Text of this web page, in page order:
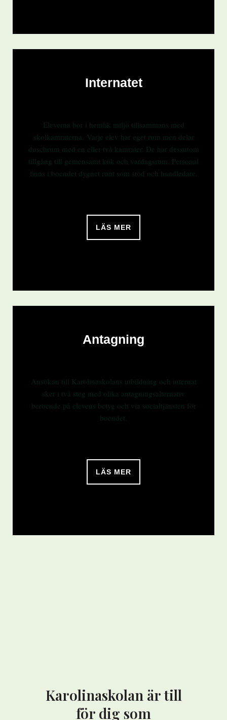
Internatet
Eleverna bor i hemlik miljö tillsammans med
skolkamraterna. Varje elev har eget rum men delar
duschrum med en eller två kamrater. De har dessutom
tillgång till gemensamt kök och vardagsrum. Personal
finns i boendet dygnet runt som stöd och handledare.
LÄS MER
Antagning
Ansökan till Karolinaskolans utbildning och internat
sker i två steg med olika antagningsalternativ
beroende på elevens betyg och via socialtjänsten för
boendet.
LÄS MER
Karolinaskolan är till
för dig som